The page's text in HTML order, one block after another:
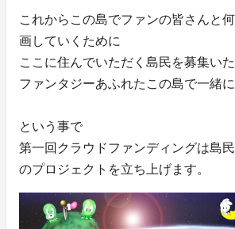
これからこの島でファンの皆さんと
画していくために
ここに住んでいただく島民を募集いた
ファンタジーあふれたこの島で一緒
という事で
第一回クラウドファンディングは島
のプロジェクトを立ち上げます。